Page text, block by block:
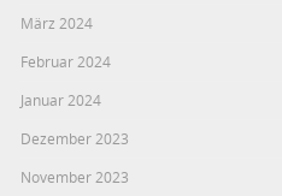
März 2024
Februar 2024
Januar 2024
Dezember 2023
November 2023